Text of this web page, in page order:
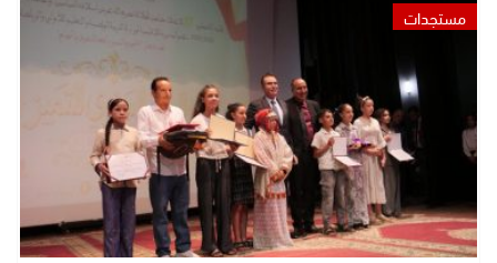
مستجدات